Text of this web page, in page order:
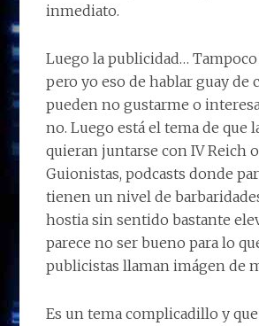
inmediato.
Luego la publicidad… Tampoco
pero yo eso de hablar guay de
pueden no gustarme o
no. Luego está el tema de que
quieran juntarse con IV Reich
Guionistas, podcasts donde
tienen un nivel de
hostia sin sentido bastante
parece no ser bueno para lo
publicistas llaman imágen de
Es un tema complicadillo y que